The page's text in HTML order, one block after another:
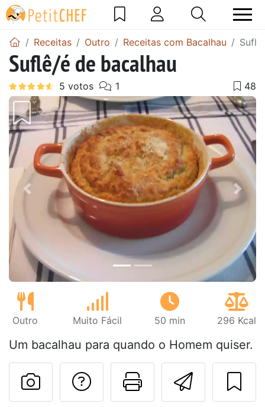
Receitas Outro Receitas com Bacalhau
Suflê/é de bacalhau
Anterior Next
Outro Muito Fácil 50 min 296 Kcal
Um bacalhau para quando o Homem quiser.
Imprima
Falar com o autor